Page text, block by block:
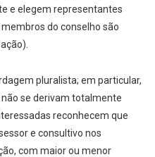
e elegem representantes
do conselho são
pluralista; em particular,
não se derivam totalmente
reconhecem que
e consultivo nos
com maior ou menor